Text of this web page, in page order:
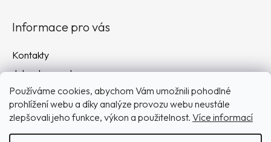
Používáme cookies, abychom Vám umožnili pohodlné
prohlížení webu a díky analýze provozu webu neustále
zlepšovali jeho funkce, výkon a použitelnost. Více informací
Informace pro vás
Kontakty
Jak nakupovat
Obchodní podmínky
Podmínky ochrany osobních údajů